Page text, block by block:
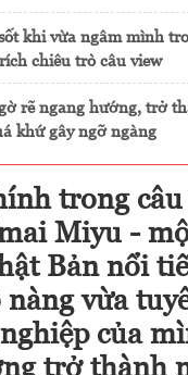
khi vừa ngâm mình
chiêu trò câu view
rẽ ngang hướng, trở
khứ gây ngỡ ngàng
trong
Miyu -
Bản nổi
vừa
của
trở thành